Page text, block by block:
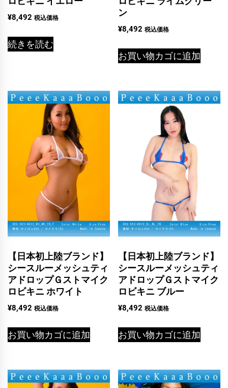
¥8,492 税込価格
続きを読む
ン
¥8,492 税込価格
お買い物カゴに追加
【日本初上陸ブランド】
シースルーメッシュティ
アドロップＧストマイク
ロビキニ ホワイト
¥8,492 税込価格
お買い物カゴに追加
【日本初上陸ブランド】
シースルーメッシュティ
アドロップＧストマイク
ロビキニ ブルー
¥8,492 税込価格
お買い物カゴに追加